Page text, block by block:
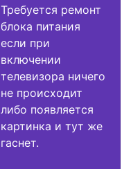
Требуется ремонт
блока питания
если при
включении
телевизора ничего
не происходит
либо появляется
картинка и тут же
гаснет.